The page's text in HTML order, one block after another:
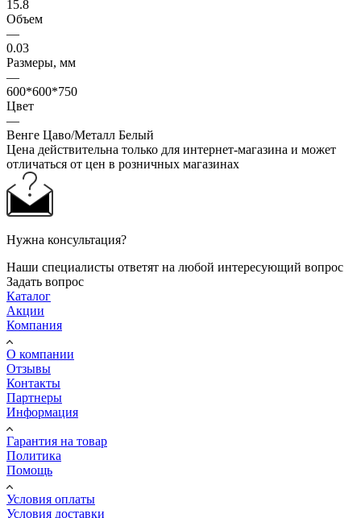
15.8
Объем
—
0.03
Размеры, мм
—
600*600*750
Цвет
—
Венге Цаво/Металл Белый
Цена действительна только для интернет-магазина и может
отличаться от цен в розничных магазинах
Нужна консультация?
Наши специалисты ответят на любой интересующий вопрос
Задать вопрос
Каталог
Акции
Компания
О компании
Отзывы
Контакты
Партнеры
Информация
Гарантия на товар
Политика
Помощь
Условия оплаты
Условия доставки